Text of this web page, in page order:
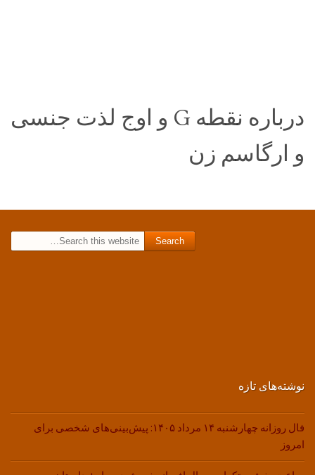
درباره نقطه G و اوج لذت جنسی
و ارگاسم زن
نوشته‌های تازه
فال روزانه چهارشنبه ۱۴ مرداد ۱۴۰۵: پیش‌بینی‌های شخصی برای
امروز